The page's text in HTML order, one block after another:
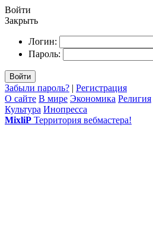
Войти
Закрыть
Логин:
Пароль:
Войти
Забыли пароль? | Регистрация
О сайте В мире Экономика Религия
Культура Инопресса
MixliP Территория вебмастера!